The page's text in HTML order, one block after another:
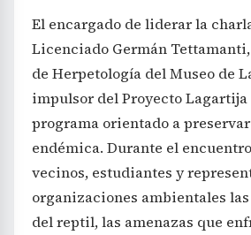
El encargado de liderar la
Licenciado Germán
de Herpetología del Museo de
impulsor del Proyecto Lagartija
programa orientado a
endémica. Durante el
vecinos, estudiantes y
organizaciones ambientales
del reptil, las amenazas que